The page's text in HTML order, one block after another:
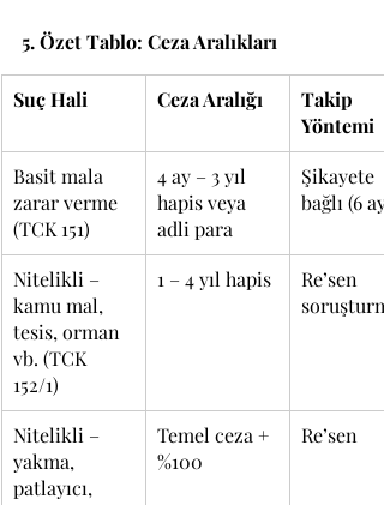
5. Özet Tablo: Ceza Aralıkları
Suç Hali Ceza Aralığı
Takip
Yöntemi
Basit mala
zarar verme
(TCK 151)
4 ay – 3 yıl
hapis veya
adli para
Şikayete
bağlı (6 ay)
Nitelikli –
kamu mal,
tesis, orman
vb. (TCK
152/1)
1 – 4 yıl hapis
Re’sen
Nitelikli –
yakma,
patlayıcı,
Temel ceza +
%100
Re’sen